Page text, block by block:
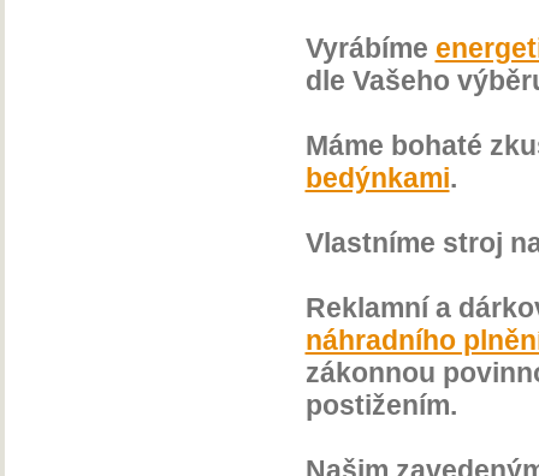
Vyrábíme
dle Vašeho
Máme bohaté
bedýnkami.
Vlastníme stroj
Reklamní a
náhradního
zákonnou
postižením.